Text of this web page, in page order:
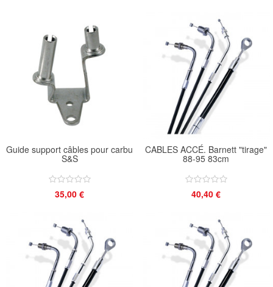
Guide support câbles pour carbu
S&S
35,00 €
CABLES ACCÉ. Barnett "tirage"
88-95 83cm
40,40 €